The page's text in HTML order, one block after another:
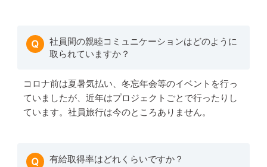
社員間の親睦コミュニケーションはどのように
取られていますか？
コロナ前は夏暑気払い、冬忘年会等のイベントを行っ
ていましたが、近年はプロジェクトごとで行ったりし
ています。社員旅行は今のところありません。
有給取得率はどれくらいですか？